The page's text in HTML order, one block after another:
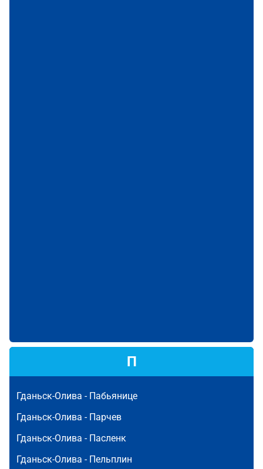
П
Гданьск-Олива - Пабьянице
Гданьск-Олива - Парчев
Гданьск-Олива - Пасленк
Гданьск-Олива - Пельплин